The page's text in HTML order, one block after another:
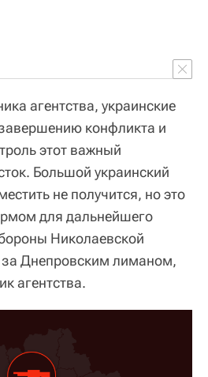
агентства, украинские
конфликта и
этот важный
Большой украинский
не получится, но это
для дальнейшего
Николаевской
за Днепровским лиманом,
агентства.